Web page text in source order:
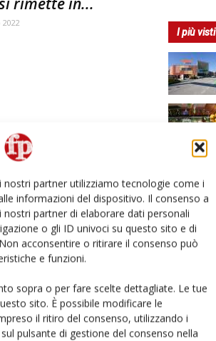
partner utilizziamo tecnologie come i
informazioni del dispositivo. Il consenso a
partner di elaborare dati personali
o gli ID univoci su questo sito e di
acconsentire o ritirare il consenso può
e funzioni.
sopra o per fare scelte dettagliate. Le tue
sito. È possibile modificare le
il ritiro del consenso, utilizzando i
pulsante di gestione del consenso nella
I più visti